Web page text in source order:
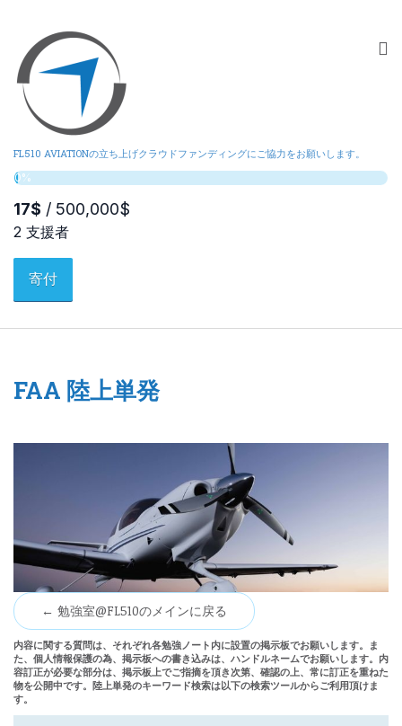
FL510 AVIATIONの立ち上げクラウドファンディングにご協力をお願いします。
寄付
FAA 陸上単発
← 勉強室@FL510のメインに戻る
内容に関する質問は、それぞれ各勉強ノート内に設置の掲示板でお願いします。ま
た、個人情報保護の為、掲示板への書き込みは、ハンドルネームでお願いします。内
容訂正が必要な部分は、掲示板上でご指摘を頂き次第、確認の上、常に訂正を重ねた
物を公開中です。陸上単発のキーワード検索は以下の検索ツールからご利用頂けま
す。